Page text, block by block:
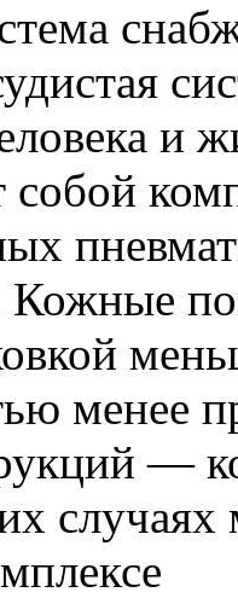
и
собой
Кожные
менее
—